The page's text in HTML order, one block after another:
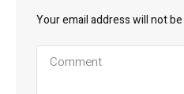
Your email address will not